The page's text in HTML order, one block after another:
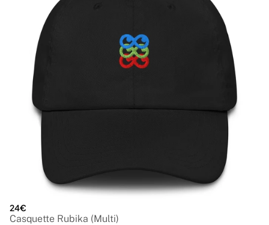
24€
Casquette Rubika (Multi)